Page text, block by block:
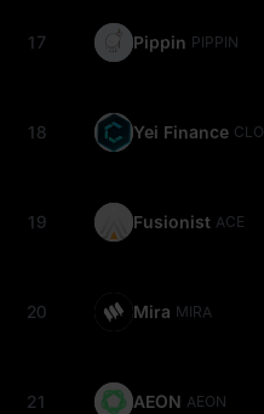
17 Pippin PIPPIN
18 Yei Finance CLO
19 Fusionist ACE
20 Mira MIRA
21 AEON AEON